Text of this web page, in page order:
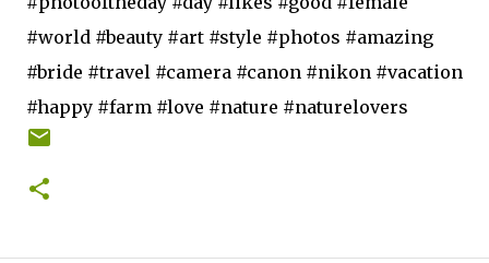
#world #beauty #art #style #photos #amazing
#bride #travel #camera #canon #nikon #vacation
#happy #farm #love #nature #naturelovers